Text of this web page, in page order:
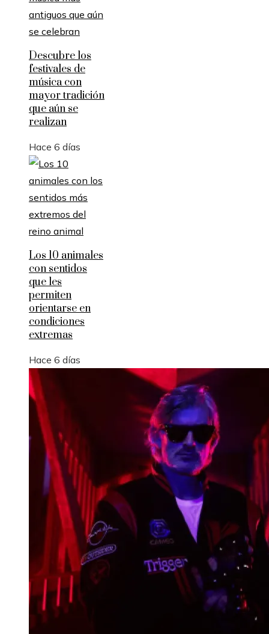
Descubre los
festivales de
música con
mayor tradición
que aún se
realizan
Hace 6 días
Los 10 animales
con sentidos
que les
permiten
orientarse en
condiciones
extremas
Hace 6 días